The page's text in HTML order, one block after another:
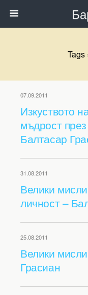
Tags
07.09.2011
Изкуството
мъдрост
Балтасар
31.08.2011
Велики
личност –
25.08.2011
Велики
Грасиан